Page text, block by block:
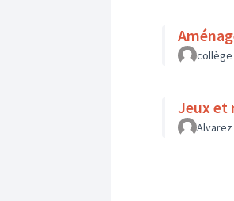
collège
Jeux et